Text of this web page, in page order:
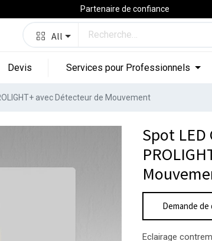
Partenaire de confiance
All
Devis Services pour Professionnels
avec Détecteur de Mouvement
Spot
Demande de
Eclairage